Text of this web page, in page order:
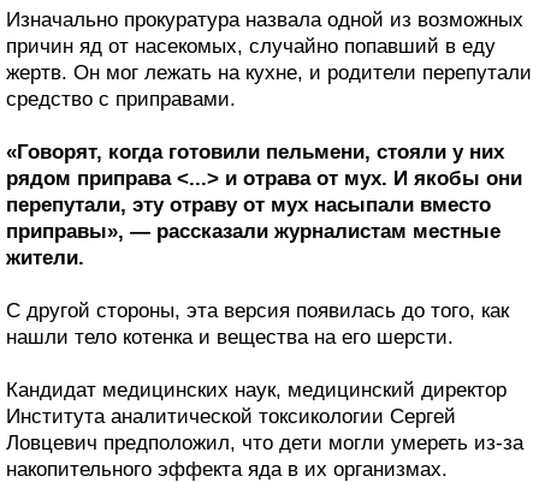
Изначально прокуратура назвала одной из возможных
причин яд от насекомых, случайно попавший в еду
жертв. Он мог лежать на кухне, и родители перепутали
средство с приправами.
«Говорят, когда готовили пельмени, стояли у них
рядом приправа <...> и отрава от мух. И якобы они
перепутали, эту отраву от мух насыпали вместо
приправы», — рассказали журналистам местные
жители.
С другой стороны, эта версия появилась до того, как
нашли тело котенка и вещества на его шерсти.
Кандидат медицинских наук, медицинский директор
Института аналитической токсикологии Сергей
Ловцевич предположил, что дети могли умереть из-за
накопительного эффекта яда в их организмах.